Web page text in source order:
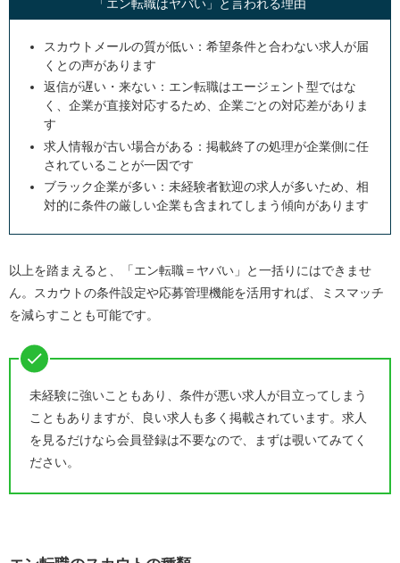
「エン転職はヤバい」と言われる理由
スカウトメールの質が低い：希望条件と合わない求人が届
くとの声があります
返信が遅い・来ない：エン転職はエージェント型ではな
く、企業が直接対応するため、企業ごとの対応差がありま
す
求人情報が古い場合がある：掲載終了の処理が企業側に任
されていることが一因です
ブラック企業が多い：未経験者歓迎の求人が多いため、相
対的に条件の厳しい企業も含まれてしまう傾向があります
以上を踏まえると、「エン転職＝ヤバい」と一括りにはできませ
ん。スカウトの条件設定や応募管理機能を活用すれば、ミスマッチ
を減らすことも可能です。
未経験に強いこともあり、条件が悪い求人が目立ってしまう
こともありますが、良い求人も多く掲載されています。求人
を見るだけなら会員登録は不要なので、まずは覗いてみてく
ださい。